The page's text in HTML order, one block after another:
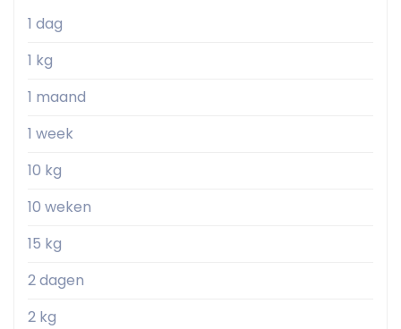
1 dag
1 kg
1 maand
1 week
10 kg
10 weken
15 kg
2 dagen
2 kg